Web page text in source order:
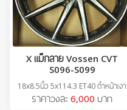
X แม็กลาย Vossen CVT
S096-S099
18x8.5นิ้ว 5x114.3 ET40 ดำหน้าเงา
ราคาวงละ 6,000 บาท